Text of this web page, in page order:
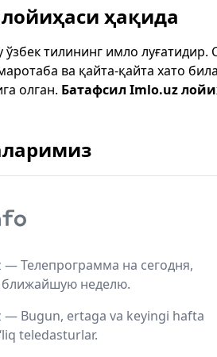
ҳақида
тилининг имло луғатидир.
ва қайта-қайта хато
олган. Батафсил Imlo.uz
— Телепрограмма на сегодня,
ближайшую неделю.
— Bugun, ertaga va keyingi hafta
teledasturlar.